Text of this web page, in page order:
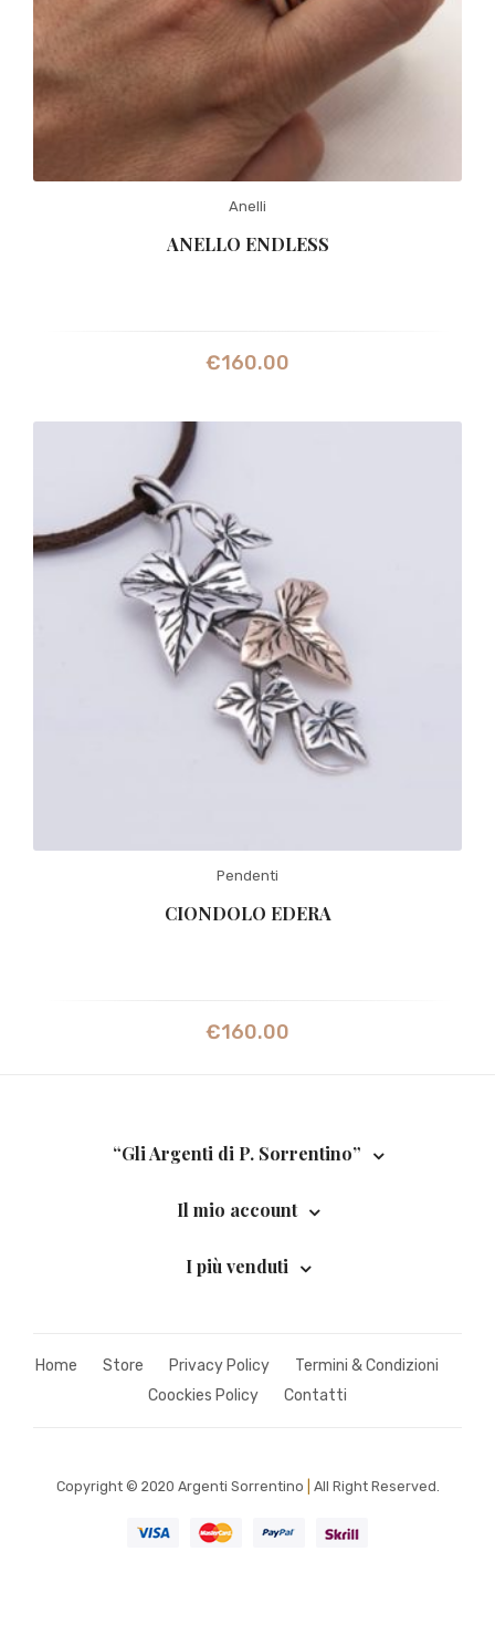
Anelli
ANELLO ENDLESS
€160.00
Pendenti
CIONDOLO EDERA
€160.00
“Gli Argenti di P. Sorrentino”
Il mio account
I più venduti
Home Store Privacy Policy
Termini & Condizioni
Coockies Policy
Contatti
Copyright © 2020 Argenti Sorrentino All Right Reserved.